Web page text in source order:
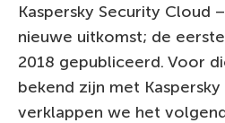
Kaspersky Security Cloud
nieuwe uitkomst; de
2018 gepubliceerd. Voor
bekend zijn met
verklappen we het